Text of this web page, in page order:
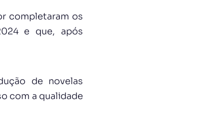
completaram os
e que, após
de novelas
com a qualidade